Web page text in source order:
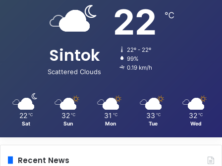
Sintok
Scattered Clouds
22 ℃
22º - 22º
99%
0.19 km/h
22 ℃
Sat
32 ℃
Sun
31 ℃
Mon
33 ℃
Tue
32 ℃
Wed
Recent News